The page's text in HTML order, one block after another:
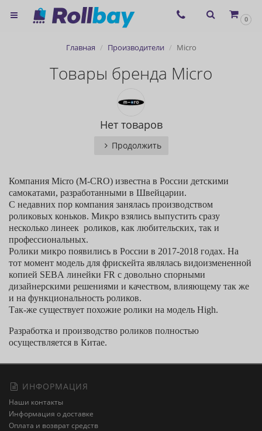
0
Главная Производители Micro
Товары бренда Micro
Нет товаров
Продолжить
Компания Micro (M-CRO) известна в России детскими
самокатами, разработанными в Швейцарии.
С недавних пор компания занялась производством
роликовых коньков. Микро взялись выпустить сразу
несколько линеек роликов, как любительских, так и
профессиональных.
Ролики микро появились в России в 2017-2018 годах. На
тот момент модель для фрискейта являлась видоизмененной
копией SEBA линейки FR c довольно спорными
дизайнерскими решениями и качеством, влияющему так же
и на функциональность роликов.
Так-же существует похожие ролики на модель High.
Разработка и производство роликов полностью
осуществляется в Китае.
ИНФОРМАЦИЯ
Наши контакты
Информация о доставке
Оплата и возврат средств
×
Согласие на использование
сервиса ЯНДЕКС.МЕТРИКА и
файлов cookie